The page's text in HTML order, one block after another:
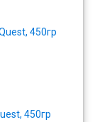
450гр